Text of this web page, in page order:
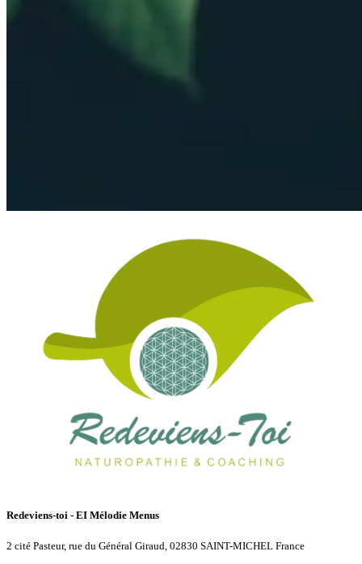
Redeviens-toi - EI Mélodie Menus
2 cité Pasteur, rue du Général Giraud, 02830 SAINT-MICHEL France